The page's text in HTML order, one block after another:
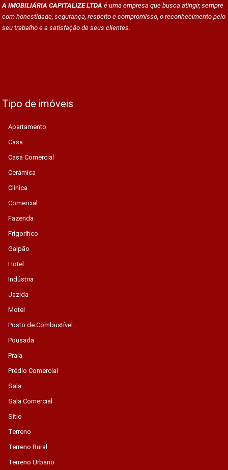
A IMOBILIÁRIA CAPITALIZE LTDA é uma empresa que busca atingir, sempre
com honestidade, segurança, respeito e compromisso, o reconhecimento pelo
seu trabalho e a satisfação de seus clientes.
Tipo de imóveis
Apartamento
Casa
Casa Comercial
Cerâmica
Clínica
Comercial
Fazenda
Frigorífico
Galpão
Hotel
Indústria
Jazida
Motel
Posto de Combustível
Pousada
Praia
Prédio Comercial
Sala
Sala Comercial
Sítio
Terreno
Terreno Rural
Terreno Urbano